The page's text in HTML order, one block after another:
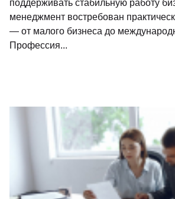
поддерживать стабильную работу
менеджмент востребован
— от малого бизнеса до
Профессия...